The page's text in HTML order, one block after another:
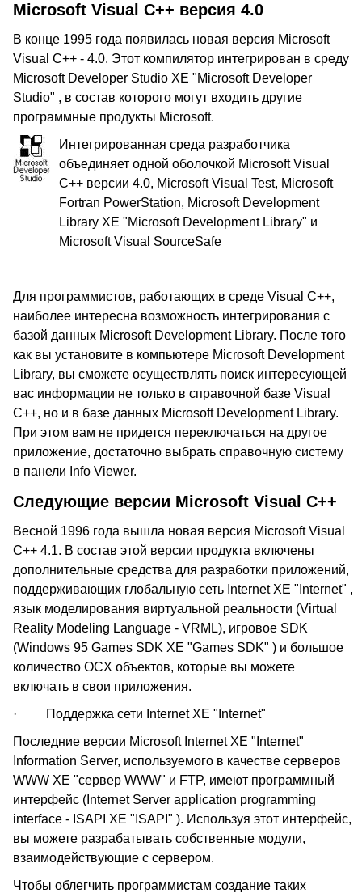
Microsoft Visual C++ версия 4.0
В конце 1995 года появилась новая версия Microsoft
Visual C++ - 4.0. Этот компилятор интегрирован в среду
Microsoft Developer Studio XE "Microsoft Developer
Studio" , в состав которого могут входить другие
программные продукты Microsoft.
Интегрированная среда разработчика
объединяет одной оболочкой Microsoft Visual
C++ версии 4.0, Microsoft Visual Test, Microsoft
Fortran PowerStation, Microsoft Development
Library XE "Microsoft Development Library" и
Microsoft Visual SourceSafe
Для программистов, работающих в среде Visual C++,
наиболее интересна возможность интегрирования с
базой данных Microsoft Development Library. После того
как вы установите в компьютере Microsoft Development
Library, вы сможете осуществлять поиск интересующей
вас информации не только в справочной базе Visual
C++, но и в базе данных Microsoft Development Library.
При этом вам не придется переключаться на другое
приложение, достаточно выбрать справочную систему
в панели Info Viewer.
Следующие версии Microsoft Visual C++
Весной 1996 года вышла новая версия Microsoft Visual
C++ 4.1. В состав этой версии продукта включены
дополнительные средства для разработки приложений,
поддерживающих глобальную сеть Internet XE "Internet" ,
язык моделирования виртуальной реальности (Virtual
Reality Modeling Language - VRML), игровое SDK
(Windows 95 Games SDK XE "Games SDK" ) и большое
количество OCX объектов, которые вы можете
включать в свои приложения.
· Поддержка сети Internet XE "Internet"
Последние версии Microsoft Internet XE "Internet"
Information Server, используемого в качестве серверов
WWW XE "сервер WWW" и FTP, имеют программный
интерфейс (Internet Server application programming
interface - ISAPI XE "ISAPI" ). Используя этот интерфейс,
вы можете разрабатывать собственные модули,
взаимодействующие с сервером.
Чтобы облегчить программистам создание таких